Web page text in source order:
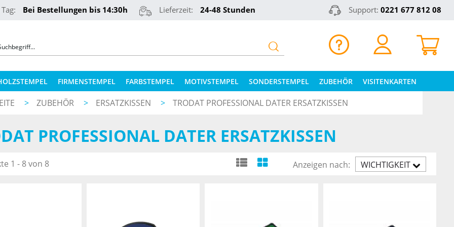
Bei Bestellungen bis 14:30h Lieferzeit: 24-48 Stunden Support: 0221 677 812 08
FIRMENSTEMPEL FARBSTEMPEL MOTIVSTEMPEL SONDERSTEMPEL
PRÄGEZANGEN
ZUBEHÖR
COLOP STEMPELKISSEN
ERSATZPLATTEN NACH TYPEN
ERSATZPLATTEN NACH GRÖSSE
VISITENKARTEN
> ZUBEHÖR > ERSATZKISSEN > TRODAT PROFESSIONAL DATER ERSATZKISSEN
PROFESSIONAL DATER ERSATZKISSEN
WICHTIGKEIT
Anzeigen nach:
1 - 8 von 8